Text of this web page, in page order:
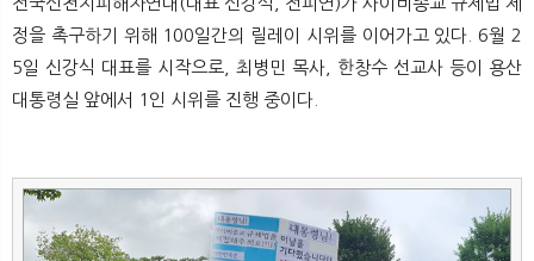
색
정을 촉구하기 위해 100일간의 릴레이 시위를 이어가고 있다. 6월 2
5일 신강식 대표를 시작으로, 최병민 목사, 한창수 선교사 등이 용산
대통령실 앞에서 1인 시위를 진행 중이다.